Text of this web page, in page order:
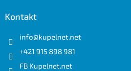
Kontakt
info@kupelnet.net
+421 915 898 981
FB Kupelnet.net